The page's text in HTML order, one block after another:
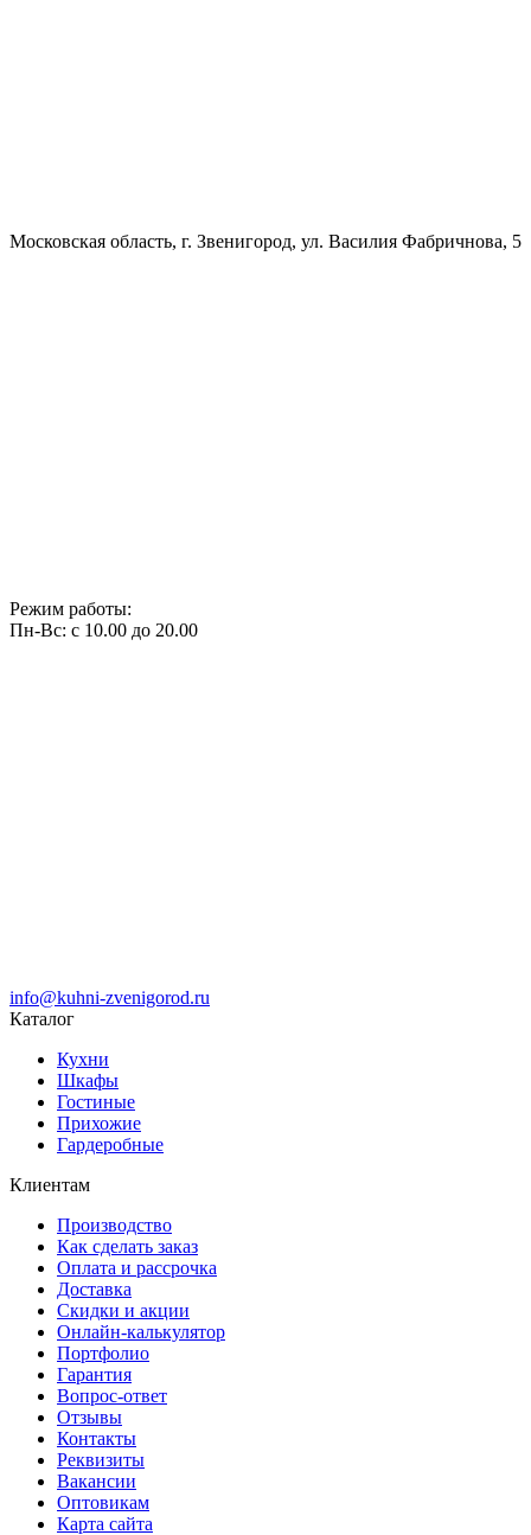
Московская область, г. Звенигород, ул. Василия Фабричнова, 5
Режим работы:
Пн-Вс: с 10.00 до 20.00
info@kuhni-zvenigorod.ru
Каталог
Кухни
Шкафы
Гостиные
Прихожие
Гардеробные
Клиентам
Производство
Как сделать заказ
Оплата и рассрочка
Доставка
Скидки и акции
Онлайн-калькулятор
Портфолио
Гарантия
Вопрос-ответ
Отзывы
Контакты
Реквизиты
Вакансии
Оптовикам
Карта сайта